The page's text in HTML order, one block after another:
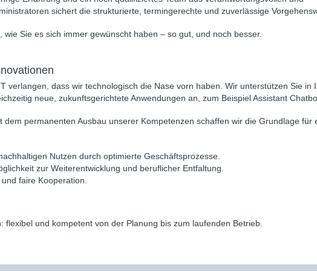
sichert die strukturierte, termingerechte und zuverlässige
Sie es sich immer gewünscht haben – so gut, und noch besser.
verlangen, dass wir technologisch die Nase vorn haben. Wir unterstützen Sie in
neue, zukunftsgerichtete Anwendungen an, zum Beispiel Assistant
permanenten Ausbau unserer Kompetenzen schaffen wir die Grundlage für
Nutzen durch optimierte Geschäftsprozesse.
zur Weiterentwicklung und beruflicher Entfaltung.
faire Kooperation.
und kompetent von der Planung bis zum laufenden Betrieb.